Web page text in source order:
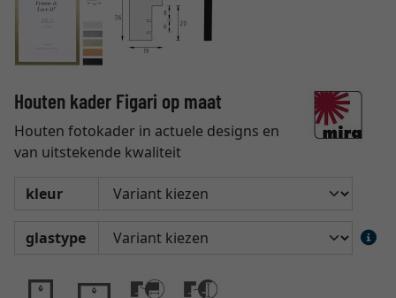
Houten kader Figari op maat
Houten fotokader in actuele designs en
van uitstekende kwaliteit
kleur
glastype